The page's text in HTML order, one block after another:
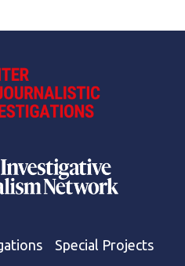
Special Projects